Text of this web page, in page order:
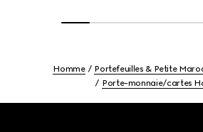
Homme
Portefeuilles & Petite
Porte-monnaie/cartes